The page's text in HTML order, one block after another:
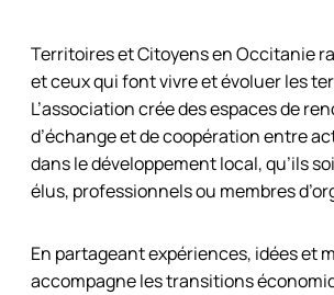
Territoires et Citoyens en Occitanie
et ceux qui font vivre et évoluer les
L’association crée des espaces de
d’échange et de coopération entre
dans le développement local, qu’ils
élus, professionnels ou membres
En partageant expériences, idées et
accompagne les transitions